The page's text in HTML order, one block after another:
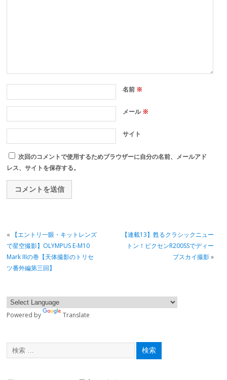
名前 ※
メール※
サイト
次回のコメントで使用するためブラウザーに自分の名前、メールアド
レス、サイトを保存する。
«
【エントリ一眼・キットレンズ
で星空撮影】OLYMPUS E-M10
Mark IIIの巻【天体撮影のトリセ
ツ番外編第三回】
【連載13】甦るクラシックニュー
トン！ビクセンR200SSでディー
プスカイ撮影»
Powered by Translate